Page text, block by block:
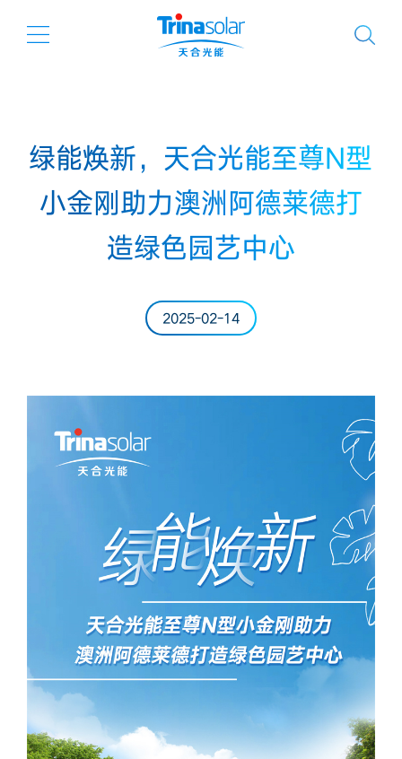
绿能焕新，天合光能至尊N型
小金刚助力澳洲阿德莱德打
造绿色园艺中心
2025-02-14